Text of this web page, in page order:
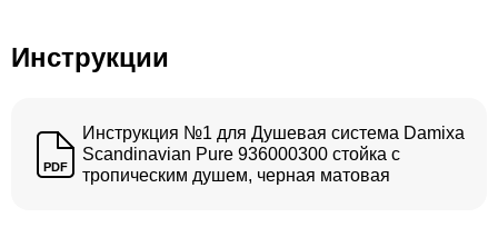
Инструкции
PDF
Инструкция №1 для Душевая система Damixa
Scandinavian Pure 936000300 стойка с
тропическим душем, черная матовая